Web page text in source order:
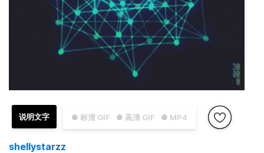
● 标清 GIF ● 高清 GIF ● MP4
说明文字
shellystarzz